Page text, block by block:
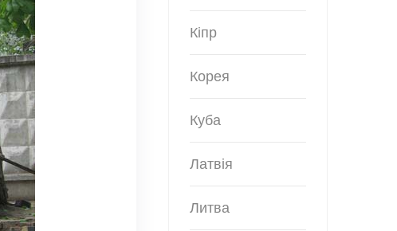
Кіпр
Корея
Куба
Латвія
Литва